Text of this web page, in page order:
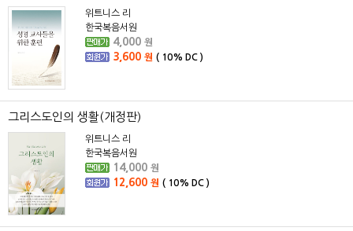
위트니스 리
한국복음서원
4,000 원
3,600 원 ( 10% DC )
그리스도인의 생활(개정판)
위트니스 리
한국복음서원
14,000 원
12,600 원 ( 10% DC )